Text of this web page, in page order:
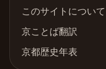
このサイトについて
京ことば翻訳
京都歴史年表